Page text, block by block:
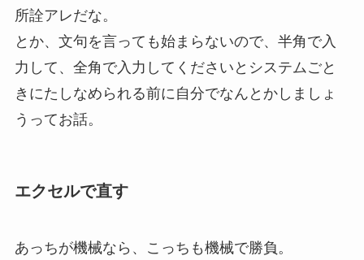
所詮アレだな。
とか、文句を言っても始まらないので、半角で入
力して、全角で入力してくださいとシステムごと
きにたしなめられる前に自分でなんとかしましょ
うってお話。
エクセルで直す
あっちが機械なら、こっちも機械で勝負。